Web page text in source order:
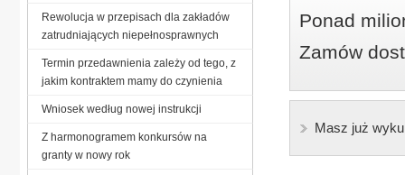
Ponad
Zamów
Masz już
Rewolucja w przepisach dla zakładów
zatrudniających niepełnosprawnych
Termin przedawnienia zależy od tego, z
jakim kontraktem mamy do czynienia
Wniosek według nowej instrukcji
Z harmonogramem konkursów na
granty w nowy rok